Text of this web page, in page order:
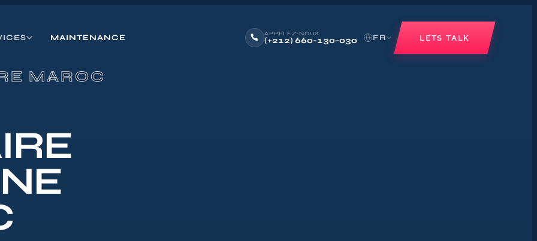
MAINTENANCE APPELEZ-NOUS
(+212) 660-130-030 FR LETS TALK
MAROC